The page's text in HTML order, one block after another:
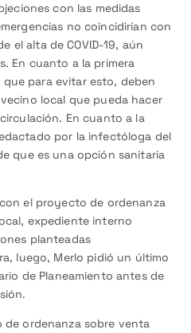
con las medidas
no coincidirían con
el alta de COVID-19, aún
En cuanto a la primera
para evitar esto, deben
local que pueda hacer
En cuanto a la
por la infectóloga del
que es una opción sanitaria
el proyecto de ordenanza
expediente interno
planteadas
luego, Merlo pidió un último
de Planeamiento antes de
ordenanza sobre venta